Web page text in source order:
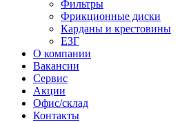
Фильтры
Фрикционные диски
Карданы и крестовины
ЕЗГ
О компании
Вакансии
Сервис
Акции
Офис/склад
Контакты